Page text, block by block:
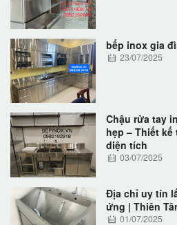
bếp inox gia
23/07/2025
Chậu rửa tay
hẹp – Thiết
diện tích
03/07/2025
Địa chỉ uy tín
ứng | Thiên
01/07/2025